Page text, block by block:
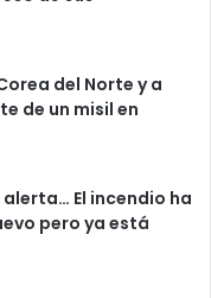
del Norte y a
de un misil en
El incendio ha
pero ya está